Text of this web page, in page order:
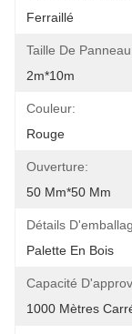
Ferraillé
Taille De
2m*10m
Couleur:
Rouge
Ouverture:
50 Mm*50 Mm
Détails
Palette En Bois
Capacité
1000 Mètres